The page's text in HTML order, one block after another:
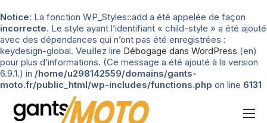
Notice: La fonction WP_Styles::add a été appelée de façon
incorrecte. Le style ayant l’identifiant « child-style » a été ajouté
avec des dépendances qui n’ont pas été enregistrées :
keydesign-global. Veuillez lire Débogage dans WordPress (en)
pour plus d’informations. (Ce message a été ajouté à la version
6.9.1.) in /home/u298142559/domains/gants-
moto.fr/public_html/wp-includes/functions.php on line 6131